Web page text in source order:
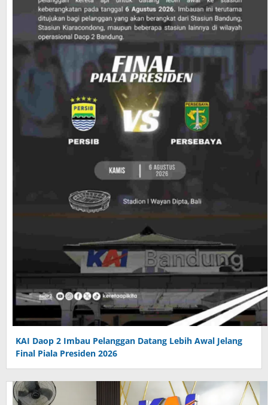
KAI Daop 2 Imbau Pelanggan Datang Lebih Awal Jelang
Final Piala Presiden 2026